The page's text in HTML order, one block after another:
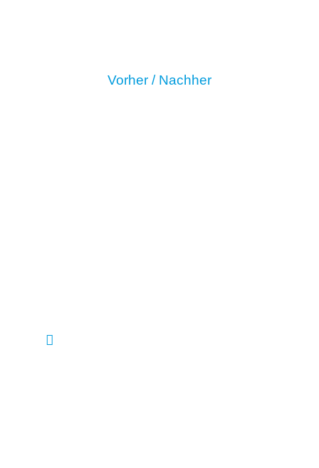
Vorher / Nachher